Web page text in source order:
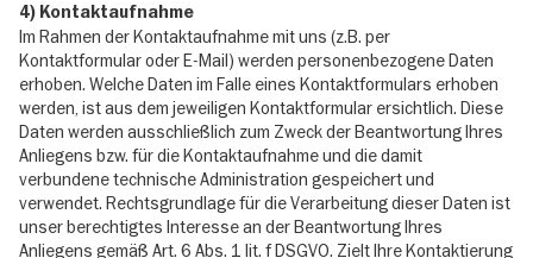
4) Kontaktaufnahme
Im Rahmen der Kontaktaufnahme mit uns (z.B. per
Kontaktformular oder E-Mail) werden personenbezogene Daten
erhoben. Welche Daten im Falle eines Kontaktformulars erhoben
werden, ist aus dem jeweiligen Kontaktformular ersichtlich. Diese
Daten werden ausschließlich zum Zweck der Beantwortung Ihres
Anliegens bzw. für die Kontaktaufnahme und die damit
verbundene technische Administration gespeichert und
verwendet. Rechtsgrundlage für die Verarbeitung dieser Daten ist
unser berechtigtes Interesse an der Beantwortung Ihres
Anliegens gemäß Art. 6 Abs. 1 lit. f DSGVO. Zielt Ihre Kontaktierung